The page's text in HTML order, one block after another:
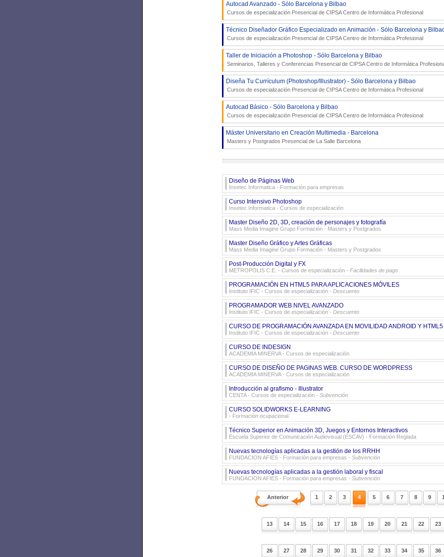
Autocad Avanzado - Sólo Barcelona y Bilbao
Cursos de especialización Presencial de CIPSA Centro de Informática Profesional
Técnico Diseñador Gráfico Especializado en Animación - Sólo Barcelona y
Cursos de especialización Presencial de CIPSA Centro de Informática Profesional
Taller de Iniciación a Photoshop - Sólo Barcelona y Bilbao
Seminarios, Talleres y Conferencias Presencial de CIPSA Centro de Informática
Diseña Tu Currículum (Photoshop/Illustrator) - Sólo Barcelona y Bilbao
Cursos de especialización Presencial de CIPSA Centro de Informática Profesional
Autocad Básico - Sólo Barcelona y Bilbao
Cursos de especialización Presencial de CIPSA Centro de Informática Profesional
Máster Universitario en Creación Multimedia - Barcelona
Masters y Postgrados Presencial de La Salle Barcelona
Diseño de Páginas Web
Insetec Informatica - Formación para empresas
Curso Intensivo Photoshop
Insetec Informatica - Cursos de especialización
Master Diseño 2D, 3D, creación de personajes y fotografía
Mass Media Imagine Grupo Formación - Masters y Postgrados
Master Diseño Gráfico y Artes Gráficas
Mass Media Imagine Grupo Formación - Masters y Postgrados
Post-Producción Digital y FX
METROPOLIS C.E. - Cursos de especialización - Facilidades de pago
PROGRAMACIÓN EN HTML5 PARA APLICACIONES MÓVILES
Instituto IFIC - Cursos de especialización - Descuento
PROGRAMADOR WEB NIVEL AVANZADO
Instituto IFIC - Cursos de especialización - Descuento
CURSO DE PROGRAMACIÓN AVANZADA EN MOVILIDAD ANDROID Y HTML5
Instituto IFIC - Cursos de especialización - Descuento
CURSO DE INDESIGN
ACADEMIA MINERVA- Cursos de especialización
CURSO DE DISEÑO DE PAGINAS WEB. CURSO DE WORDPRESS
ACADEMIA MINERVA- Cursos de especialización
Introducción al grafismo - Illustrator
CENTA- Cursos de especialización - Subvención
CURSO SOLIDWORKS E-LEARNING
- Formación ocupacional
Técnico Superior en Animación 3D, Juegos y Entornos Interactivos
Escuela Superior de Comunicación Audiovisual (ESCAV) - Formación Reglada
Nuevas tecnologías aplicadas a la gestión de los RRHH
FUNDACION AFIES - Formación para empresas - Subvención
Nuevas tecnologías aplicadas a la gestión laboral y fiscal
FUNDACION AFIES - Formación para empresas - Subvención
Anterior 1 2 3 4 5 6 7 8 9
13 14 15 16 17 18 19 20 21 22 23
26 27 28 29 30 31 32 33 34 35 36